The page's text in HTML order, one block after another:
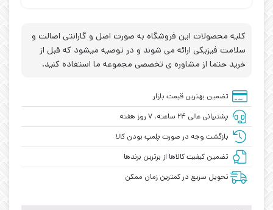
کلیه محصولات این فروشگاه به صورت اصل و گارانتی اصالت و
سلامت فیزیکی ارائه می شوند و در توصیه میشود که قبل از
خرید حتما از مشاوره ی تخصصی مجموعه ما استفاده کنید.
تضمین بهترین قیمت بازار
پشتیبانی عالی ۲۴ ساعته، ۷ روز هفته
بازگشت وجه در صورت پلمپ بودن کالا
تضمین کیفیت کالاها از برترین برندها
تحویل سریع در کمترین زمان ممکن